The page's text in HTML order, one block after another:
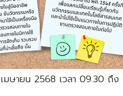
มษายน 2568 เวลา 09.30 ถึ